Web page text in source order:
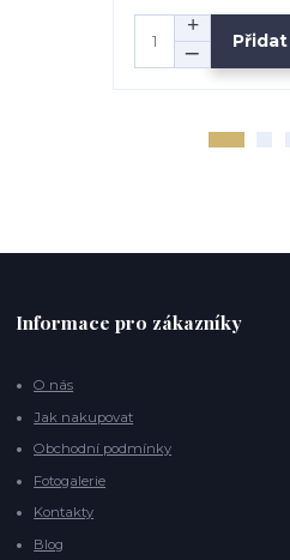
Informace pro zákazníky
O nás
Jak nakupovat
Obchodní podmínky
Fotogalerie
Kontakty
Blog